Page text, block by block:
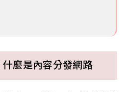
麼是內容分發網路